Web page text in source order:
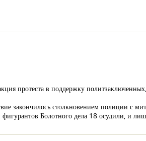
протеста в поддержку
закончилось столкновением полиции с
фигурантов Болотного дела 18 осудили, и